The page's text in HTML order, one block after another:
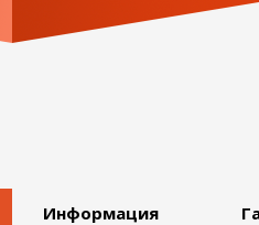
Информация